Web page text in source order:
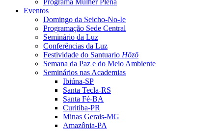
Programa Mulher Plena
Eventos
Domingo da Seicho-No-Ie
Programação Sede Central
Seminário da Luz
Conferências da Luz
Festividade do Santuario Hōzō
Semana da Paz e do Meio Ambiente
Seminários nas Academias
Ibiúna-SP
Santa Tecla-RS
Santa Fé-BA
Curitiba-PR
Minas Gerais-MG
Amazônia-PA